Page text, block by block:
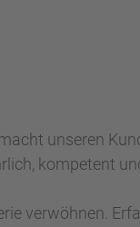
unseren
kompetent
verwöhnen.